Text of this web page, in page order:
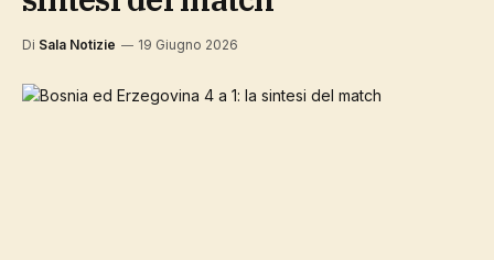
Di Sala Notizie 19 Giugno 2026